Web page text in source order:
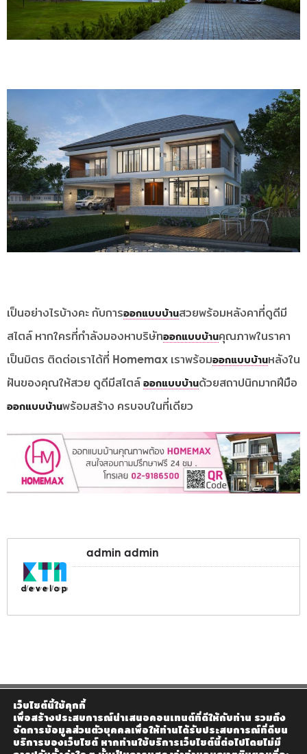
เป็นอย่างไรบ้างคะ กับการออกแบบบ้านสวยพร้อมหลังคาที่ดูดีมี
สไตล์ หากใครที่กำลังมองหาบริษัทออกแบบบ้านคุณภาพในราคา
เป็นมิตร ติดต่อเราได้ที่ Homemax เราพร้อมออกแบบบ้านหลังใน
ฝันของคุณให้สวย ดูดีมีสไตล์ออกแบบบ้านด้วยสถาปนิกมากฝีมือ
ออกแบบบ้านพร้อมสร้าง ครบจบในที่เดียว
admin admin
เว็บไซต์นี้ใช้คุกกี้
เพื่อสร้างประสบการณ์นำเสนอคอนเทนต์ที่ดีให้กับท่าน รวมถึง
จัดการข้อมูลส่วนตัวบุคคลเพื่อให้ท่านได้รับประสบการณ์ที่ดีบน
บริการของเว็บไซต์ หากท่านใช้บริการเว็บไซต์นี้ต่อไปโดยไม่มี